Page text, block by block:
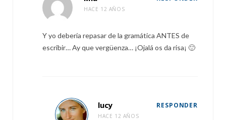
HACE 12 AÑOS
Y yo debería repasar de la gramática ANTES de
escribir… Ay que vergüenza… ¡Ojalá os da risa¡ 🙂
lucy
HACE 12 AÑOS
RESPONDER